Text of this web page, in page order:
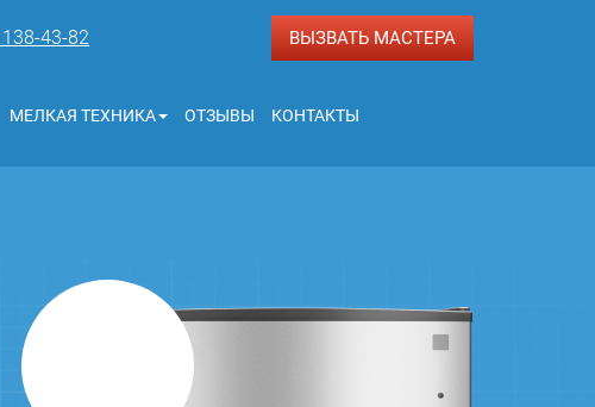
43-82 ВЫЗВАТЬ МАСТЕРА
МЕЛКАЯ ТЕХНИКА ОТЗЫВЫ КОНТАКТЫ